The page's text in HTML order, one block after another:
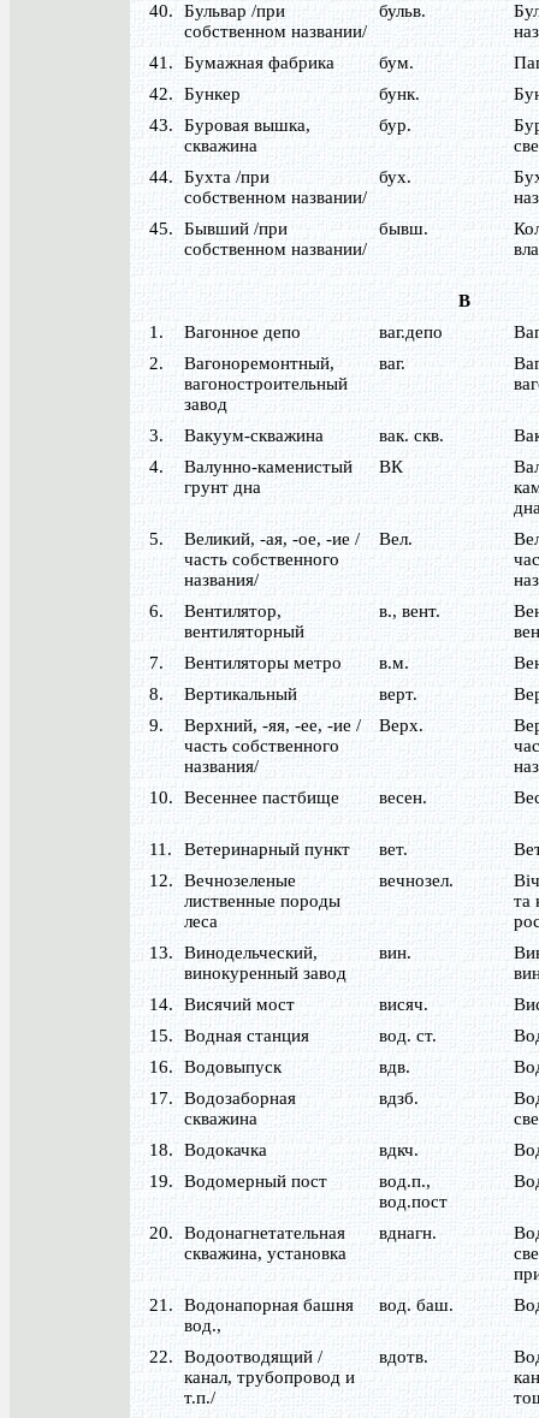
40.
Бульвар /при
собственном названии/
бульв.
41.
Бумажная фабрика бум.
42.
Бункер бунк.
43.
Буровая вышка,
скважина
бур.
44.
Бухта /при
собственном названии/
бух.
45.
Бывший /при
собственном названии/
бывш.
В
1.
Вагонное депо ваг.депо
2.
Вагоноремонтный,
вагоностроительный
завод
ваг.
3. Вакуум-скважина вак. скв.
4.
Валунно-каменистый
грунт дна
ВК
5.
Великий, -ая, -ое, -ие /
часть собственного
названия/
Вел.
6.
Вентилятор,
вентиляторный
в., вент.
7.
Вентиляторы метро в.м.
8.
Вертикальный верт.
9.
Верхний, -яя, -ее, -ие /
часть собственного
названия/
Верх.
10.
Весеннее пастбище весен.
11. Ветеринарный пункт вет.
12.
Вечнозеленые
лиственные породы
леса
вечнозел.
та
13.
Винодельческий,
винокуренный завод
вин.
14.
Висячий мост висяч.
15.
Водная станция вод. ст.
16.
Водовыпуск вдв.
17.
Водозаборная
скважина
вдзб.
18.
Водокачка вдкч.
19.
Водомерный пост
вод.п.,
вод.пост
20.
Водонагнетательная
скважина, установка
вднагн.
21.
Водонапорная башня
вод.,
вод. баш.
22.
Водоотводящий /
канал, трубопровод и
т.п./
вдотв.